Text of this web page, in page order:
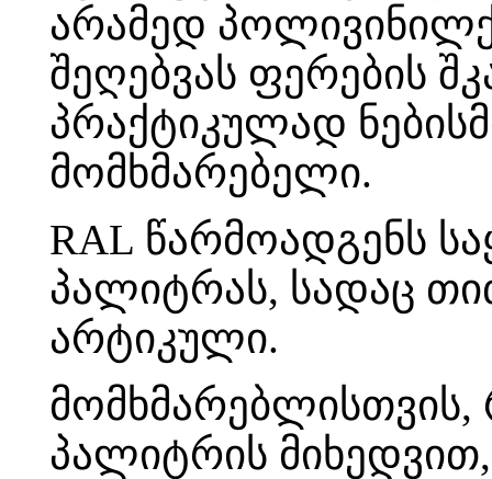
არამედ
შეღებვას ფერების
პრაქტიკულად
მომხმარებელი.
RAL წარმოადგენს
პალიტრას, სადაც
არტიკული.
პალიტრის